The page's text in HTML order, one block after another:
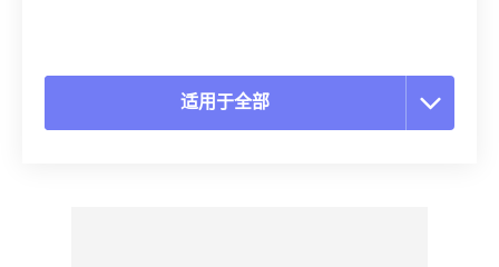
适用于全部